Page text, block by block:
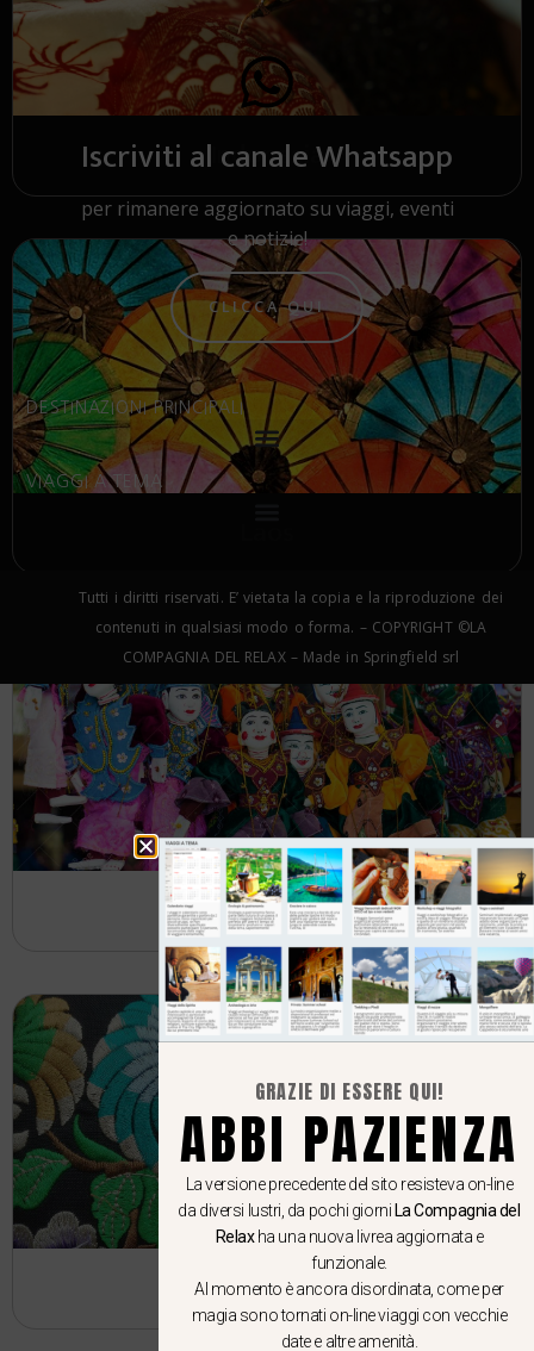
Indonesia
Myanmar
Thailandia
Iscriviti al canale Whatsapp
per rimanere aggiornato su viaggi, eventi
e notizie!
CLICCA QUI
DESTINAZIONI PRINCIPALI
VIAGGI A TEMA
Tutti i diritti riservati. E’ vietata la copia e la riproduzione dei
contenuti in qualsiasi modo o forma. – COPYRIGHT ©LA
COMPAGNIA DEL RELAX – Made in Springfield srl
GRAZIE DI ESSERE QUI!
ABBI PAZIENZA
La versione precedente del sito resisteva on-line
da diversi lustri, da pochi giorni La Compagnia del
Relaxha una nuova livrea aggiornata e
funzionale.
Al momento è ancora disordinata, come per
magia sono tornati on-line viaggi con vecchie
date e altre amenità.